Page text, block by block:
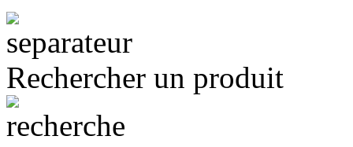
Rechercher un produit